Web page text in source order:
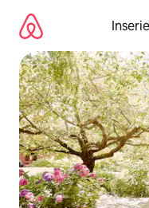
Inhalten
springen